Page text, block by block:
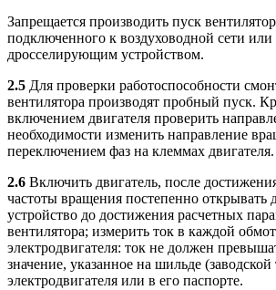
Запрещается производить пуск
подключенного к воздуховодной сети
дросселирующим устройством.
2.5 Для проверки работоспособности
вентилятора производят пробный пуск.
включением двигателя проверить
необходимости изменить направление
переключением фаз на клеммах двигателя.
2.6 Включить двигатель, после
частоты вращения постепенно открывать
устройство до достижения расчетных
вентилятора; измерить ток в каждой
электродвигателя: ток не должен
значение, указанное на шильде (заводской
электродвигателя или в его паспорте.